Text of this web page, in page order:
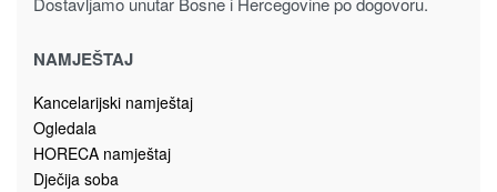
NAMJEŠTAJ
Kancelarijski namještaj
Ogledala
HORECA namještaj
Dječija soba